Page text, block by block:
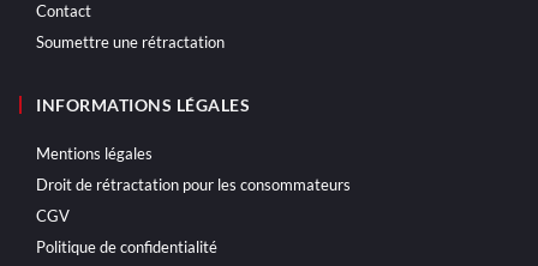
Contact
Soumettre une rétractation
INFORMATIONS LÉGALES
Mentions légales
Droit de rétractation pour les consommateurs
CGV
Politique de confidentialité